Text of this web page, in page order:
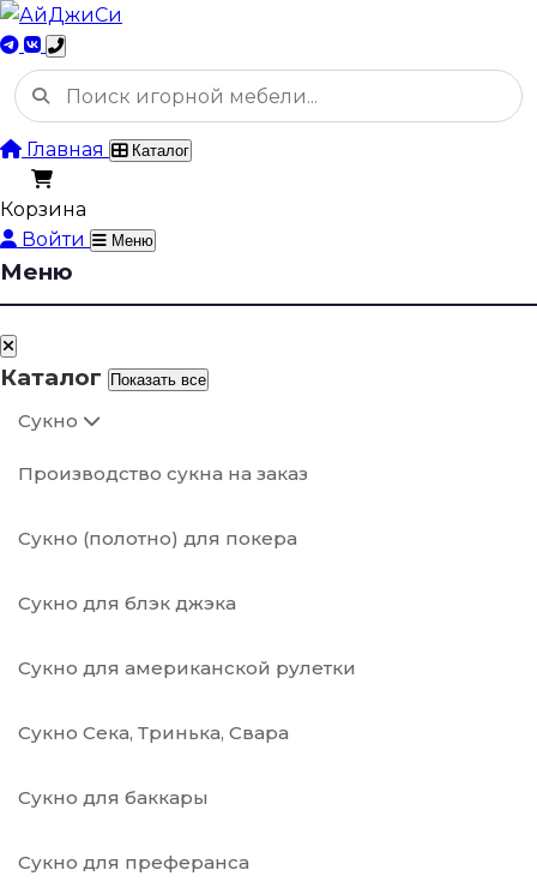
Главная Каталог
Корзина
Войти
Меню
Меню
Каталог Показать все
Сукно
Производство сукна на заказ
Сукно (полотно) для покера
Сукно для блэк джэка
Сукно для американской рулетки
Сукно Сека, Тринька, Свара
Сукно для баккары
Сукно для преферанса